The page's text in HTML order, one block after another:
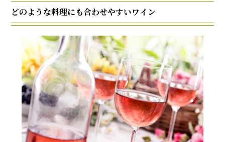
どのような料理にも合わせやすいワイン